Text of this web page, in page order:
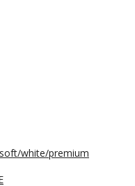
white/premium